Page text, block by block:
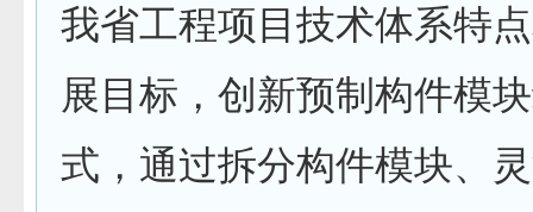
我省工程项目技术体系特
展目标，创新预制构件模
式，通过拆分构件模块、